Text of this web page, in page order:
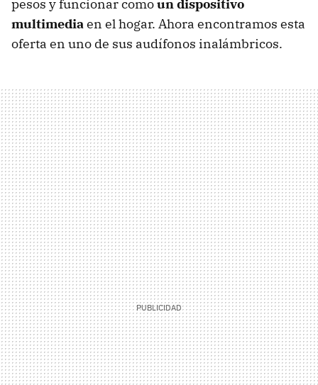
pesos y funcionar comoun dispositivo
multimediaen el hogar. Ahora encontramos esta
oferta en uno de sus audífonos inalámbricos.